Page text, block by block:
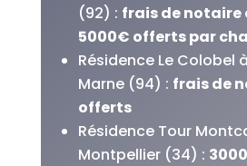
(92) : frais de notaire
5000€ offerts par
Résidence Le Colobel
Marne (94) : frais de
offerts
Résidence Tour
Montpellier (34) :